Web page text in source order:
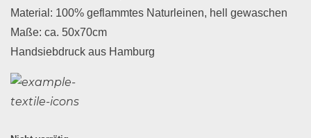
Material: 100% geflammtes Naturleinen, hell gewaschen
Maße: ca. 50x70cm
Handsiebdruck aus Hamburg